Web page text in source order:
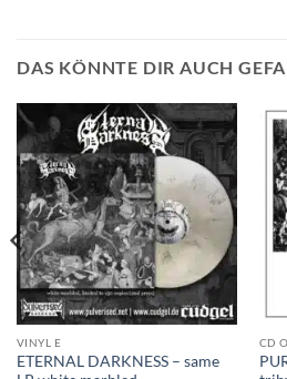
DAS KÖNNTE DIR AUCH
VINYL E
ETERNAL DARKNESS – same
CD